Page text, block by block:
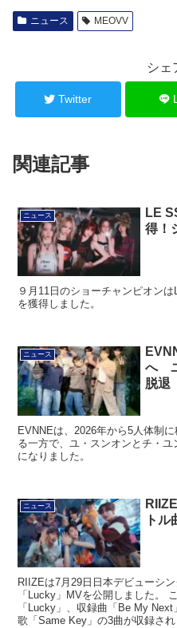
ニュース MEOVV
シェ
Twitter
関連記事
ニュース
LE
得！
９月11日のショーチャンピオン
を獲得しました。
ニュース
へ
脱退
EVNNEは、2026年から5人体制
る一方で、ユ・スンオンとチ・
になりました。
ニュース
ト
RIIZEは7月29日日本デビューシ
「Lucky」MVを公開しました。
「Lucky」、収録曲「Be My
歌「Same Key」の3曲が収録され